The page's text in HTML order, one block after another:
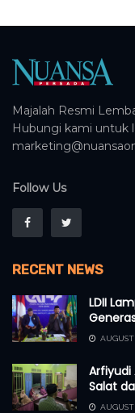
Majalah Resmi
Hubungi kami untuk
Follow Us
RECENT NEWS
LDII
AUGUST
Arfiyudi
Salat
AUGUST